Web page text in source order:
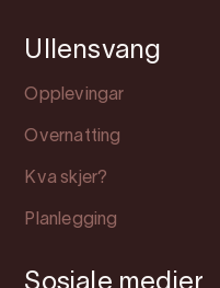
Ullensvang
Opplevingar
Overnatting
Kva skjer?
Planlegging